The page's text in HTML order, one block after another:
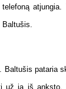
Baltušis.
Baltušis pataria
už ją iš anksto.